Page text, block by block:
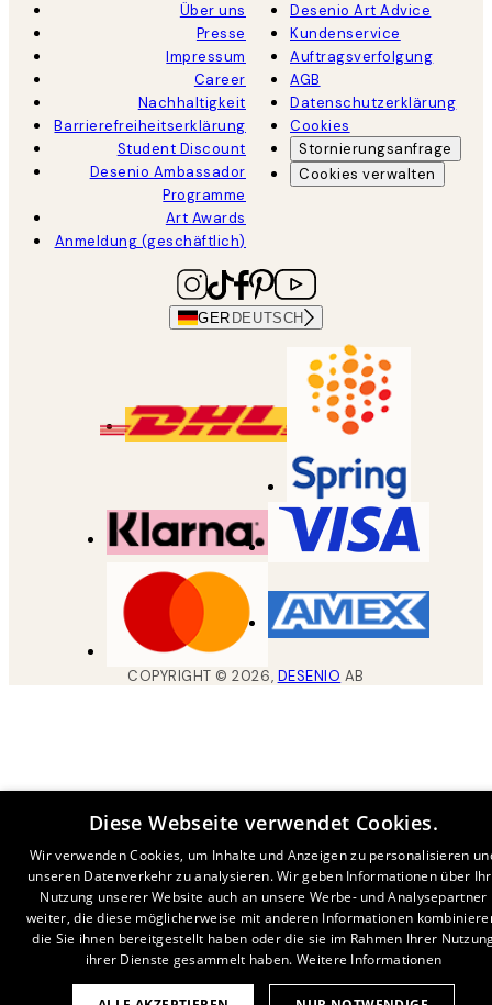
Über uns
Presse
Impressum
Career
Nachhaltigkeit
Barrierefreiheitserklärung
Student Discount
Desenio Ambassador
Programme
Art Awards
Anmeldung (geschäftlich)
Desenio Art Advice
Kundenservice
Auftragsverfolgung
AGB
Datenschutzerklärung
Cookies
Stornierungsanfrage
Cookies verwalten
GER DEUTSCH
COPYRIGHT ©2026, DESENIO AB
Diese Webseite verwendet Cookies.
Wir verwenden Cookies, um Inhalte und Anzeigen zu personalisieren
unseren Datenverkehr zu analysieren. Wir geben Informationen über
Nutzung unserer Website auch an unsere Werbe- und Analysepartner
weiter, die diese möglicherweise mit anderen Informationen
die Sie ihnen bereitgestellt haben oder die sie im Rahmen Ihrer
ihrer Dienste gesammelt haben. Weitere Informationen